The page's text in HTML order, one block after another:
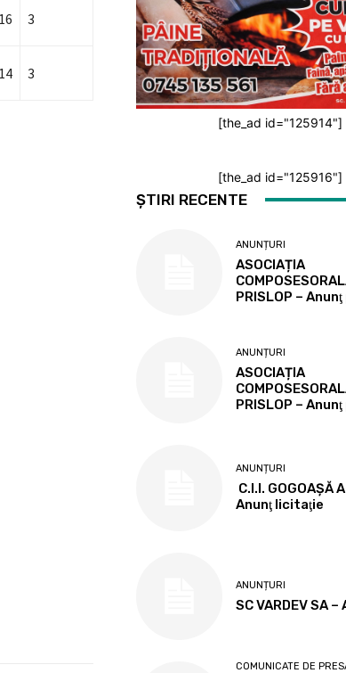
3
3
[the_ad id="125914"]
[the_ad id="125916"]
ȘTIRI RECENTE
ANUNȚURI
ASOCIAȚIA
PRISLOP –
ANUNȚURI
ASOCIAȚIA
PRISLOP –
ANUNȚURI
C.I.I. GOGOAŞĂ
Anunţ licitaţie
ANUNȚURI
SC VARDEV SA
COMUNICATE DE